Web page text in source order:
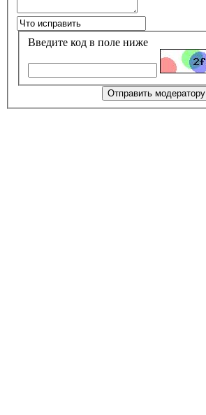
Введите код в поле ниже
Отправить модератору